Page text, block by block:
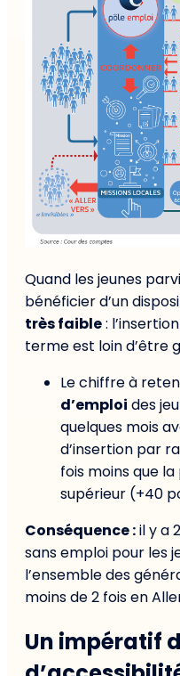
Quand les jeunes
bénéficier d’un
très faible:
terme est loin d’être
Le chiffre à
d’emploi des
quelques mois
d’insertion par
fois moins que
supérieur (+40
Conséquence :il y a
sans emploi pour les
l’ensemble des
moins de 2 fois en
Un impératif